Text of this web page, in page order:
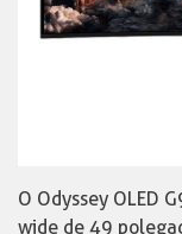
O Odyssey OLED
wide de 49